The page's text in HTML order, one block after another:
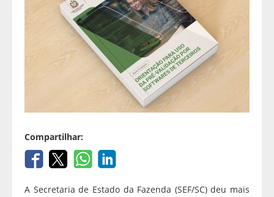
Compartilhar:
A Secretaria de Estado da Fazenda (SEF/SC) deu mais